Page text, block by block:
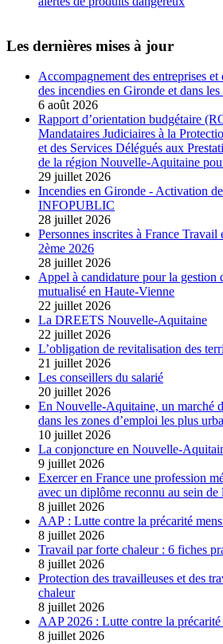
Les dernières mises à jour
Accompagnement des entreprises et
des incendies en Gironde et dans
6 août 2026
Rapport d’orientation budgétaire
Mandataires Judiciaires à la
et des Services Délégués aux
de la région Nouvelle-Aquitaine
29 juillet 2026
Incendies en Gironde - Activation
INFOPUBLIC
28 juillet 2026
Personnes inscrites à France
2ème 2026
28 juillet 2026
Appel à candidature pour la gestion
mutualisé en Haute-Vienne
22 juillet 2026
La DREETS Nouvelle-Aquitaine
22 juillet 2026
L’obligation de revitalisation des
21 juillet 2026
Les conseillers du salarié
20 juillet 2026
En Nouvelle-Aquitaine, un marché
dans les zones d’emploi les plus
10 juillet 2026
La conjoncture en Nouvelle-
9 juillet 2026
Exercer en France une profession
avec un diplôme reconnu au sein de
8 juillet 2026
AAP : Lutte contre la précarité
8 juillet 2026
Travail par forte chaleur : 6 fiches
8 juillet 2026
Protection des travailleuses et des
chaleur
8 juillet 2026
AAP 2026 : Lutte contre la précarité
8 juillet 2026